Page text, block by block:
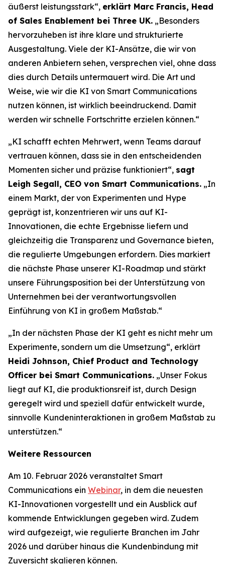
äußerst leistungsstark“, erklärt Marc Francis, Head
of Sales Enablement bei Three UK. „Besonders
hervorzuheben ist ihre klare und strukturierte
Ausgestaltung. Viele der KI-Ansätze, die wir von
anderen Anbietern sehen, versprechen viel, ohne dass
dies durch Details untermauert wird. Die Art und
Weise, wie wir die KI von Smart Communications
nutzen können, ist wirklich beeindruckend. Damit
werden wir schnelle Fortschritte erzielen können.“
„KI schafft echten Mehrwert, wenn Teams darauf
vertrauen können, dass sie in den entscheidenden
Momenten sicher und präzise funktioniert“, sagt
Leigh Segall, CEO von Smart Communications. „In
einem Markt, der von Experimenten und Hype
geprägt ist, konzentrieren wir uns auf KI-
Innovationen, die echte Ergebnisse liefern und
gleichzeitig die Transparenz und Governance bieten,
die regulierte Umgebungen erfordern. Dies markiert
die nächste Phase unserer KI-Roadmap und stärkt
unsere Führungsposition bei der Unterstützung von
Unternehmen bei der verantwortungsvollen
Einführung von KI in großem Maßstab.“
„In der nächsten Phase der KI geht es nicht mehr um
Experimente, sondern um die Umsetzung“, erklärt
Heidi Johnson, Chief Product and Technology
Officer bei Smart Communications. „Unser Fokus
liegt auf KI, die produktionsreif ist, durch Design
geregelt wird und speziell dafür entwickelt wurde,
sinnvolle Kundeninteraktionen in großem Maßstab zu
unterstützen.“
Weitere Ressourcen
Am 10. Februar 2026 veranstaltet Smart
Communications ein Webinar, in dem die neuesten
KI-Innovationen vorgestellt und ein Ausblick auf
kommende Entwicklungen gegeben wird. Zudem
wird aufgezeigt, wie regulierte Branchen im Jahr
2026 und darüber hinaus die Kundenbindung mit
Zuversicht skalieren können.